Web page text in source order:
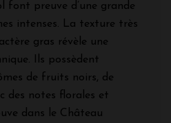
font preuve d’une grande
intenses. La texture très
gras révèle une
Ils possèdent
de fruits noirs, de
des notes florales et
dans le Château